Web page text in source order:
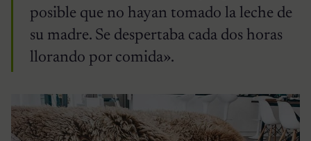
posible que no hayan tomado la leche de
su madre. Se despertaba cada dos horas
llorando por comida».